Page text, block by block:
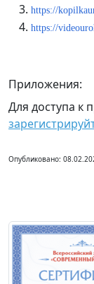
https://
https://
Приложения:
Для доступа к
Опубликовано: